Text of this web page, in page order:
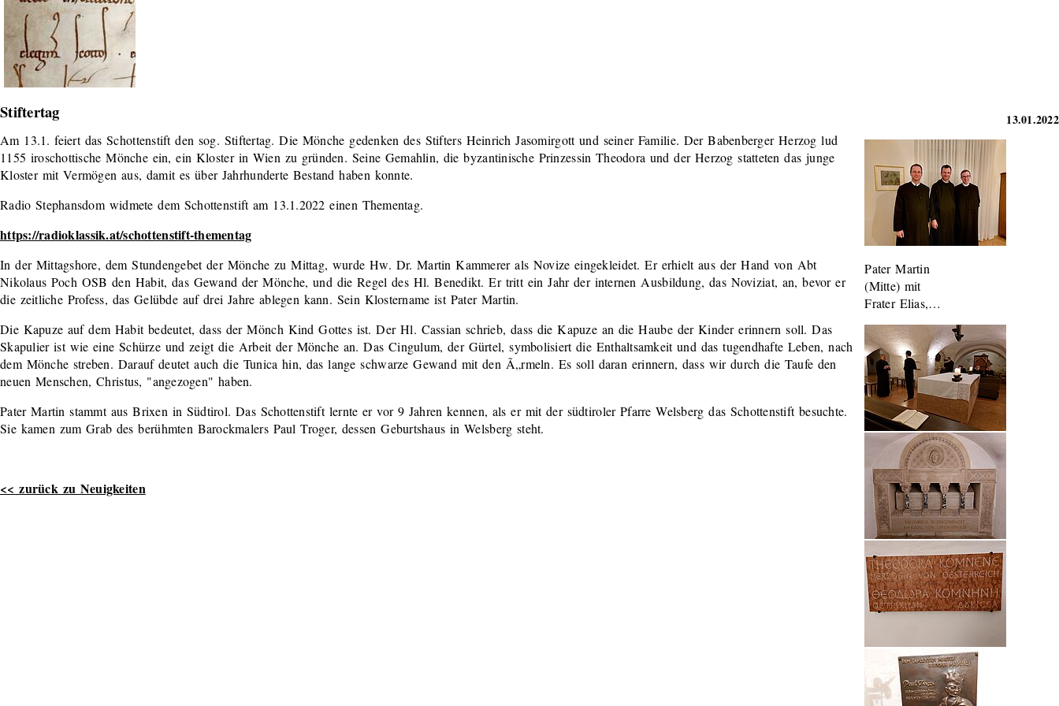
13.01.2022
Stiftertag
Pater Martin
(Mitte) mit
Frater Elias,…
Am 13.1. feiert das Schottenstift den sog. Stiftertag. Die Mönche gedenken des Stifters Heinrich Jasomirgott und seiner Familie. Der Babenberger Herzog lud
1155 iroschottische Mönche ein, ein Kloster in Wien zu gründen. Seine Gemahlin, die byzantinische Prinzessin Theodora und der Herzog statteten das junge
Kloster mit Vermögen aus, damit es über Jahrhunderte Bestand haben konnte.
Radio Stephansdom widmete dem Schottenstift am 13.1.2022 einen Thementag.
https://radioklassik.at/schottenstift-thementag
In der Mittagshore, dem Stundengebet der Mönche zu Mittag, wurde Hw. Dr. Martin Kammerer als Novize eingekleidet. Er erhielt aus der Hand von Abt
Nikolaus Poch OSB den Habit, das Gewand der Mönche, und die Regel des Hl. Benedikt. Er tritt ein Jahr der internen Ausbildung, das Noviziat, an, bevor er
die zeitliche Profess, das Gelübde auf drei Jahre ablegen kann. Sein Klostername ist Pater Martin.
Die Kapuze auf dem Habit bedeutet, dass der Mönch Kind Gottes ist. Der Hl. Cassian schrieb, dass die Kapuze an die Haube der Kinder erinnern soll. Das
Skapulier ist wie eine Schürze und zeigt die Arbeit der Mönche an. Das Cingulum, der Gürtel, symbolisiert die Enthaltsamkeit und das tugendhafte Leben, nach
dem Mönche streben. Darauf deutet auch die Tunica hin, das lange schwarze Gewand mit den Ã„rmeln. Es soll daran erinnern, dass wir durch die Taufe den
neuen Menschen, Christus, "angezogen" haben.
Pater Martin stammt aus Brixen in Südtirol. Das Schottenstift lernte er vor 9 Jahren kennen, als er mit der südtiroler Pfarre Welsberg das Schottenstift besuchte.
Sie kamen zum Grab des berühmten Barockmalers Paul Troger, dessen Geburtshaus in Welsberg steht.
<< zurück zu Neuigkeiten